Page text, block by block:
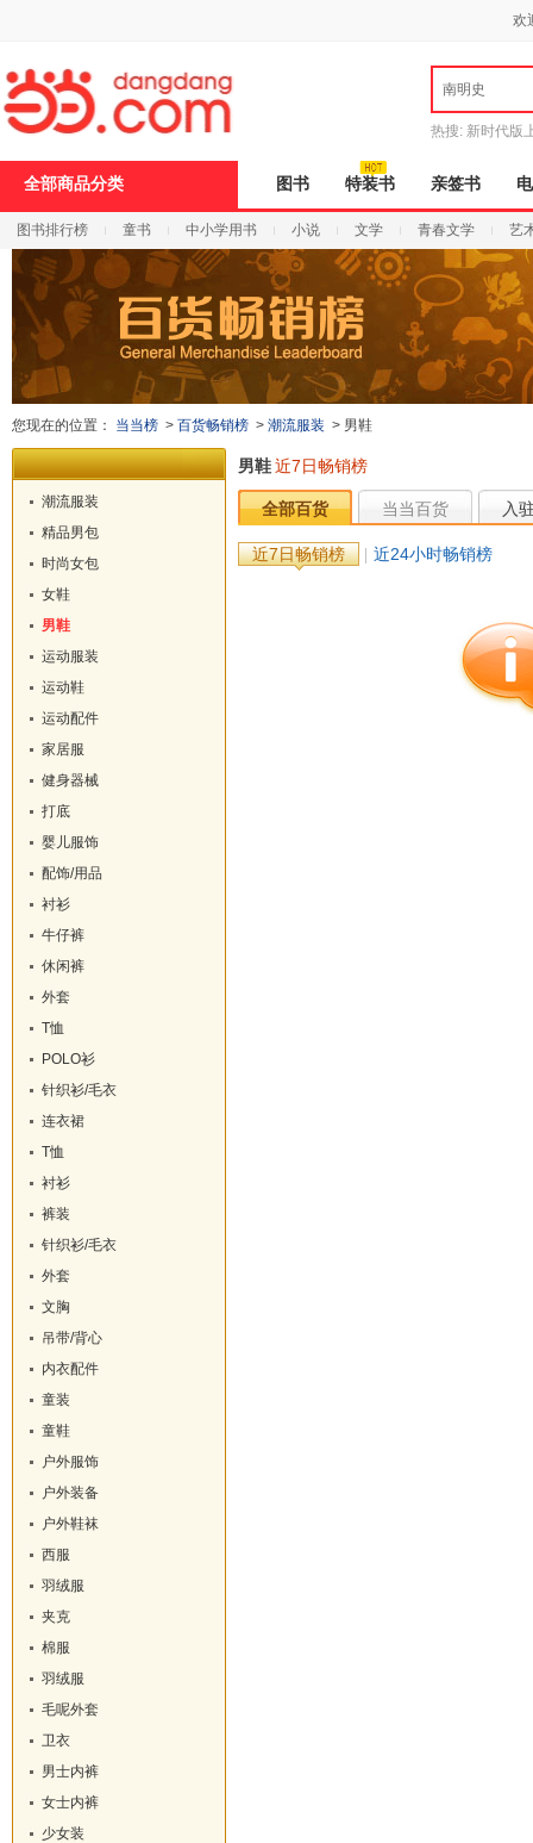
欢
南明史
热搜: 新时代版
全部商品分类 图书 特装书 亲签书
图书排行榜 童书 中小学用书 小说 文学 青春文学 艺
您现在的位置： 当当榜 > 百货畅销榜 > 潮流服装 > 男鞋
潮流服装
精品男包
时尚女包
女鞋
男鞋
运动服装
运动鞋
运动配件
家居服
健身器械
打底
婴儿服饰
配饰/用品
衬衫
牛仔裤
休闲裤
外套
T恤
POLO衫
针织衫/毛衣
连衣裙
T恤
衬衫
裤装
针织衫/毛衣
外套
文胸
吊带/背心
内衣配件
童装
童鞋
户外服饰
户外装备
户外鞋袜
西服
羽绒服
夹克
棉服
羽绒服
毛呢外套
卫衣
男士内裤
女士内裤
少女装
男鞋近7日畅销榜
全部百货 当当百货 入
近7日畅销榜 近24小时畅销榜
打
开
无
障
页
按
Ctrl
键
盲
模